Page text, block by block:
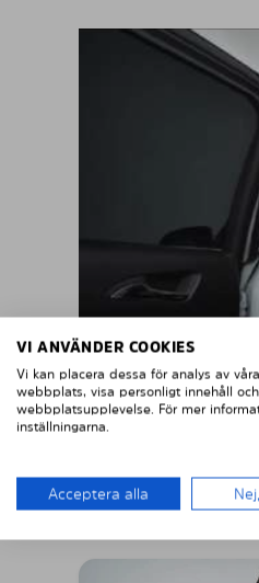
VI ANVÄNDER COOKIES
Vi kan placera dessa för analys av
webbplats, visa personligt innehåll
webbplatsupplevelse. För mer
inställningarna.
Acceptera alla